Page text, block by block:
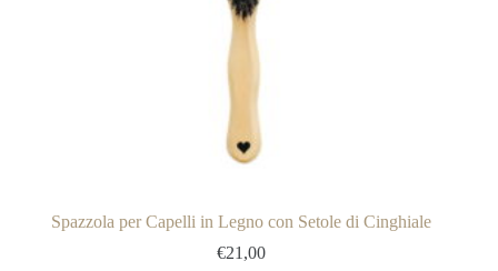
Spazzola per Capelli in Legno con Setole di Cinghiale
€21,00